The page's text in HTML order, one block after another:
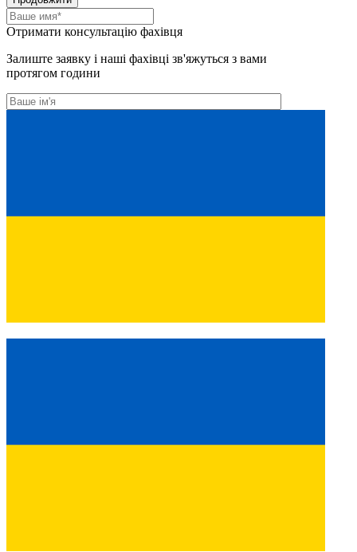
Отримати консультацію фахівця
Залиште заявку і наші фахівці зв'яжуться з вами
протягом години